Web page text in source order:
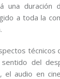
una duración
a toda la
técnicos
del
el audio en